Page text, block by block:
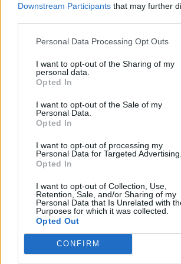
Downstream Participants that may further
Personal Data Processing Opt Outs
I want to opt-out of the Sharing of my
personal data.
Opted In
I want to opt-out of the Sale of my
Personal Data.
Opted In
I want to opt-out of processing my
Personal Data for Targeted Advertising.
Opted In
I want to opt-out of Collection, Use,
Retention, Sale, and/or Sharing of my
Personal Data that Is Unrelated with
Purposes for which it was collected.
Opted Out
CONFIRM
Να είστε συντηρητικοί με τα «ναι»
– και θα βρείτε την τέλεια ισορροπία.